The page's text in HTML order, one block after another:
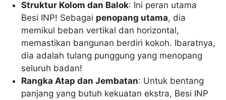
Struktur Kolom dan Balok: Ini peran utama
Besi INP! Sebagai penopang utama, dia
memikul beban vertikal dan horizontal,
memastikan bangunan berdiri kokoh. Ibaratnya,
dia adalah tulang punggung yang menopang
seluruh badan!
Rangka Atap dan Jembatan: Untuk bentang
panjang yang butuh kekuatan ekstra, Besi INP